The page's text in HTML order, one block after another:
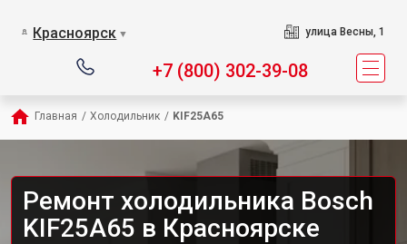
Красноярск ▼ улица Весны, 1
+7 (800) 302-39-08
Главная / Холодильник / KIF25A65
Ремонт холодильника Bosch
KIF25A65 в Красноярске